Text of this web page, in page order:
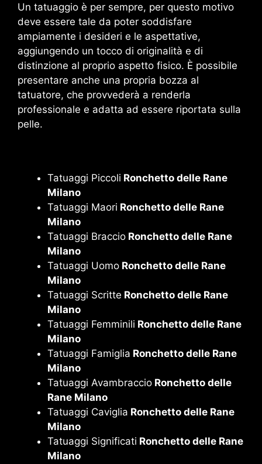
Un tatuaggio è per sempre, per questo motivo
deve essere tale da poter soddisfare
ampiamente i desideri e le aspettative,
aggiungendo un tocco di originalità e di
distinzione al proprio aspetto fisico. È possibile
presentare anche una propria bozza al
tatuatore, che provvederà a renderla
professionale e adatta ad essere riportata sulla
pelle.
Tatuaggi Piccoli Ronchetto delle Rane
Milano
Tatuaggi Maori Ronchetto delle Rane
Milano
Tatuaggi Braccio Ronchetto delle Rane
Milano
Tatuaggi Uomo Ronchetto delle Rane
Milano
Tatuaggi Scritte Ronchetto delle Rane
Milano
Tatuaggi Femminili Ronchetto delle Rane
Milano
Tatuaggi Famiglia Ronchetto delle Rane
Milano
Tatuaggi Avambraccio Ronchetto delle
Rane Milano
Tatuaggi Caviglia Ronchetto delle Rane
Milano
Tatuaggi Significati Ronchetto delle Rane
Milano